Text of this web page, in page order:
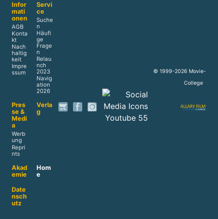
Infor
mati
onen
AGB
Konta
kt
Nach
haltig
keit
Impre
ssum
Servi
ce
Suche
n
Häufi
ge
Frage
n
Relau
nch
2023
Navig
ation
2026
Pres
se &
Medi
a
Werb
ung
Repri
nts
Verla
g
Akad
emie
Hom
e
Date
nsch
utz
© 1999-2026 Movie-
College